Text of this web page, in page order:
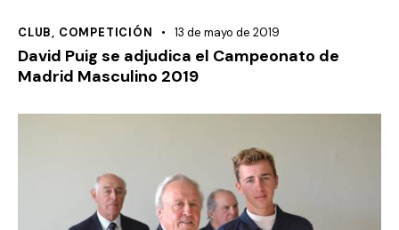
CLUB, COMPETICIÓN 13 de mayo de 2019
David Puig se adjudica el Campeonato de
Madrid Masculino 2019